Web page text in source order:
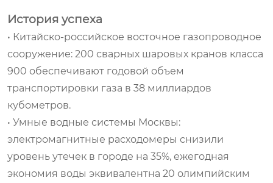
История успеха
• Китайско-российское восточное газопроводное
сооружение: 200 сварных шаровых кранов класса
900 обеспечивают годовой объем
транспортировки газа в 38 миллиардов
кубометров.
• Умные водные системы Москвы:
электромагнитные расходомеры снизили
уровень утечек в городе на 35%, ежегодная
экономия воды эквивалентна 20 олимпийским